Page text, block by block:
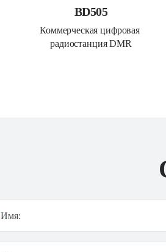
BD505
Коммерческая цифровая
радиостанция DMR
Имя: